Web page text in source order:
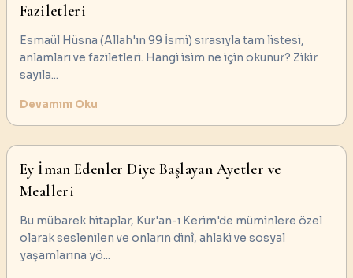
Faziletleri
Esmaül Hüsna (Allah'ın 99 İsmi) sırasıyla tam listesi,
anlamları ve faziletleri. Hangi isim ne için okunur? Zikir
sayıla...
Devamını Oku
Ey İman Edenler Diye Başlayan Ayetler ve
Mealleri
Bu mübarek hitaplar, Kur'an-ı Kerim'de müminlere özel
olarak seslenilen ve onların dinî, ahlaki ve sosyal
yaşamlarına yö...